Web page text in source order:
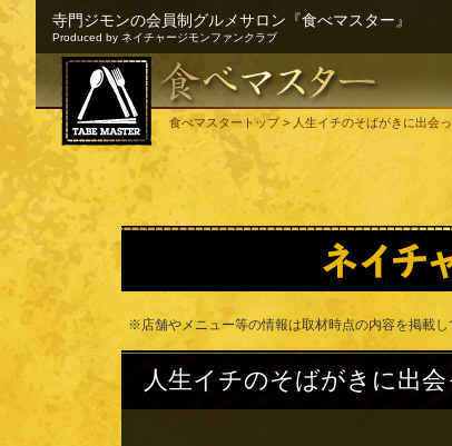
寺門ジモンの会員制グルメサロン『食べマスター』
Produced by ネイチャージモンファンクラブ
食べマスタートップ> 人生イチのそばがきに出会っ
※店舗やメニュー等の情報は取材時点の内容を掲載し
人生イチのそばがきに出会